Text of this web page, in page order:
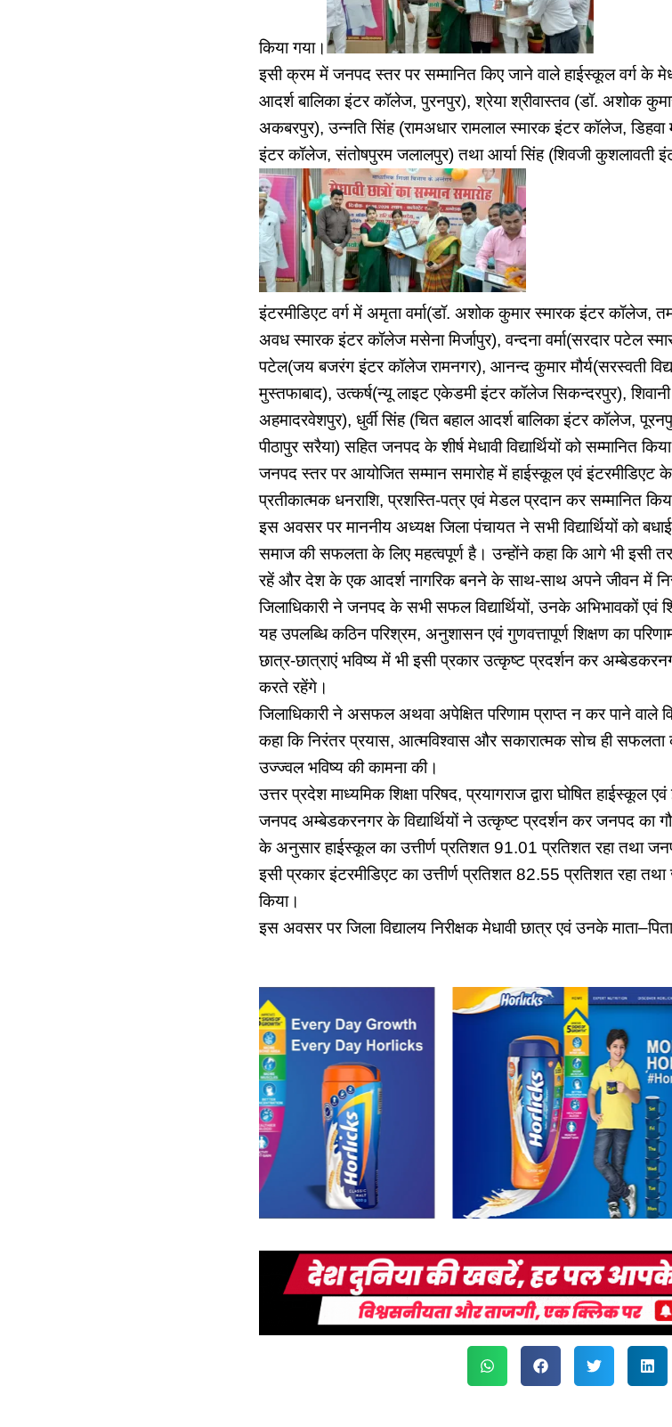
किया गया।
इसी क्रम में जनपद स्तर पर सम्मानित किए जाने वाले हाईस्कूल वर्ग के
आदर्श बालिका इंटर कॉलेज, पुरनपुर), श्रेया श्रीवास्तव (डॉ. अशोक
अकबरपुर), उन्नति सिंह (रामअधार रामलाल स्मारक इंटर कॉलेज, डिहवा
इंटर कॉलेज, संतोषपुरम जलालपुर) तथा आर्या सिंह (शिवजी कुशलावती
इंटरमीडिएट वर्ग में अमृता वर्मा(डॉ. अशोक कुमार स्मारक इंटर कॉलेज,
अवध स्मारक इंटर कॉलेज मसेना मिर्जापुर), वन्दना वर्मा(सरदार पटेल
पटेल(जय बजरंग इंटर कॉलेज रामनगर), आनन्द कुमार मौर्य(सरस्वती
मुस्तफाबाद), उत्कर्ष(न्यू लाइट एकेडमी इंटर कॉलेज सिकन्दरपुर), शिवानी
अहमादरवेशपुर), धुर्वी सिंह (चित बहाल आदर्श बालिका इंटर कॉलेज,
पीठापुर सरैया) सहित जनपद के शीर्ष मेधावी विद्यार्थियों को सम्मानित
जनपद स्तर पर आयोजित सम्मान समारोह में हाईस्कूल एवं इंटरमीडिएट के
प्रतीकात्मक धनराशि, प्रशस्ति-पत्र एवं मेडल प्रदान कर सम्मानित
इस अवसर पर माननीय अध्यक्ष जिला पंचायत ने सभी विद्यार्थियों को
समाज की सफलता के लिए महत्वपूर्ण है। उन्होंने कहा कि आगे भी इसी
रहें और देश के एक आदर्श नागरिक बनने के साथ-साथ अपने जीवन में
जिलाधिकारी ने जनपद के सभी सफल विद्यार्थियों, उनके अभिभावकों एवं
यह उपलब्धि कठिन परिश्रम, अनुशासन एवं गुणवत्तापूर्ण शिक्षण का
छात्र-छात्राएं भविष्य में भी इसी प्रकार उत्कृष्ट प्रदर्शन कर
करते रहेंगे।
जिलाधिकारी ने असफल अथवा अपेक्षित परिणाम प्राप्त न कर पाने वाले
कहा कि निरंतर प्रयास, आत्मविश्वास और सकारात्मक सोच ही सफलता
उज्ज्वल भविष्य की कामना की।
उत्तर प्रदेश माध्यमिक शिक्षा परिषद, प्रयागराज द्वारा घोषित हाईस्कूल
जनपद अम्बेडकरनगर के विद्यार्थियों ने उत्कृष्ट प्रदर्शन कर जनपद का
के अनुसार हाईस्कूल का उत्तीर्ण प्रतिशत 91.01 प्रतिशत रहा तथा
इसी प्रकार इंटरमीडिएट का उत्तीर्ण प्रतिशत 82.55 प्रतिशत रहा
किया।
इस अवसर पर जिला विद्यालय निरीक्षक मेधावी छात्र एवं उनके